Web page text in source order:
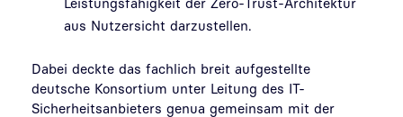
aus Nutzersicht darzustellen.
Dabei deckte das fachlich breit aufgestellte
deutsche Konsortium unter Leitung des IT-
Sicherheitsanbieters genua gemeinsam mit der